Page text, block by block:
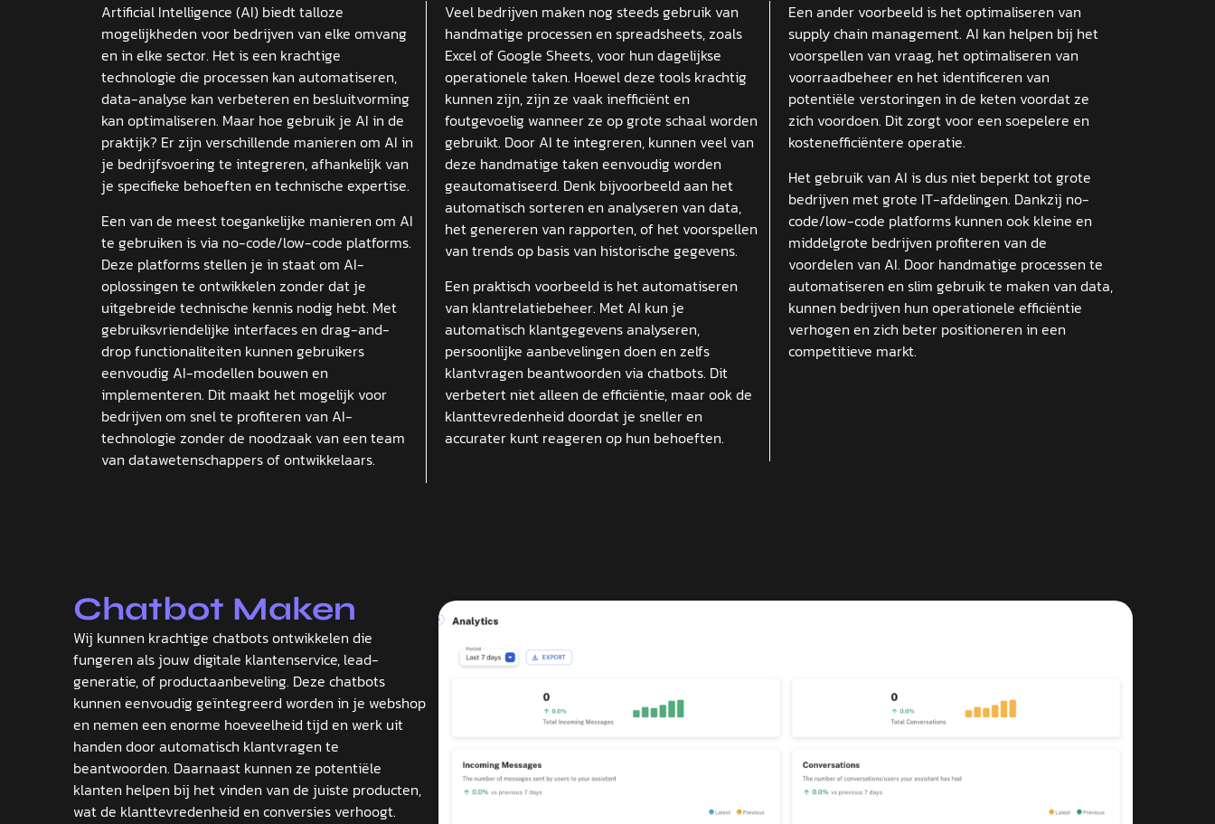
Artificial Intelligence (AI) biedt talloze
mogelijkheden voor bedrijven van elke omvang
en in elke sector. Het is een krachtige
technologie die processen kan automatiseren,
data-analyse kan verbeteren en besluitvorming
kan optimaliseren. Maar hoe gebruik je AI in de
praktijk? Er zijn verschillende manieren om AI in
je bedrijfsvoering te integreren, afhankelijk van
je specifieke behoeften en technische expertise.
Een van de meest toegankelijke manieren om AI
te gebruiken is via no-code/low-code platforms.
Deze platforms stellen je in staat om AI-
oplossingen te ontwikkelen zonder dat je
uitgebreide technische kennis nodig hebt. Met
gebruiksvriendelijke interfaces en drag-and-
drop functionaliteiten kunnen gebruikers
eenvoudig AI-modellen bouwen en
implementeren. Dit maakt het mogelijk voor
bedrijven om snel te profiteren van AI-
technologie zonder de noodzaak van een team
van datawetenschappers of ontwikkelaars.
Veel bedrijven maken nog steeds gebruik van
handmatige processen en spreadsheets, zoals
Excel of Google Sheets, voor hun dagelijkse
operationele taken. Hoewel deze tools krachtig
kunnen zijn, zijn ze vaak inefficiënt en
foutgevoelig wanneer ze op grote schaal worden
gebruikt. Door AI te integreren, kunnen veel van
deze handmatige taken eenvoudig worden
geautomatiseerd. Denk bijvoorbeeld aan het
automatisch sorteren en analyseren van data,
het genereren van rapporten, of het voorspellen
van trends op basis van historische gegevens.
Een praktisch voorbeeld is het automatiseren
van klantrelatiebeheer. Met AI kun je
automatisch klantgegevens analyseren,
persoonlijke aanbevelingen doen en zelfs
klantvragen beantwoorden via chatbots. Dit
verbetert niet alleen de efficiëntie, maar ook de
klanttevredenheid doordat je sneller en
accurater kunt reageren op hun behoeften.
Een ander voorbeeld is het optimaliseren van
supply chain management. AI kan helpen bij het
voorspellen van vraag, het optimaliseren van
voorraadbeheer en het identificeren van
potentiële verstoringen in de keten voordat ze
zich voordoen. Dit zorgt voor een soepelere en
kostenefficiëntere operatie.
Het gebruik van AI is dus niet beperkt tot grote
bedrijven met grote IT-afdelingen. Dankzij no-
code/low-code platforms kunnen ook kleine en
middelgrote bedrijven profiteren van de
voordelen van AI. Door handmatige processen te
automatiseren en slim gebruik te maken van data,
kunnen bedrijven hun operationele efficiëntie
verhogen en zich beter positioneren in een
competitieve markt.
Chatbot Maken
Wij kunnen krachtige chatbots ontwikkelen die
fungeren als jouw digitale klantenservice, lead-
generatie, of productaanbeveling. Deze chatbots
kunnen eenvoudig geïntegreerd worden in je webshop
en nemen een enorme hoeveelheid tijd en werk uit
handen door automatisch klantvragen te
beantwoorden. Daarnaast kunnen ze potentiële
klanten helpen bij het vinden van de juiste producten,
wat de klanttevredenheid en conversies verhoogt.